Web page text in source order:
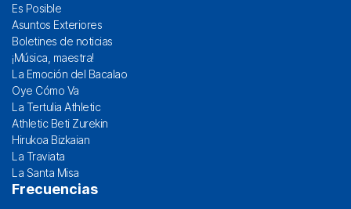
Es Posible
Asuntos Exteriores
Boletines de noticias
¡Música, maestra!
La Emoción del Bacalao
Oye Cómo Va
La Tertulia Athletic
Athletic Beti Zurekin
Hirukoa Bizkaian
La Traviata
La Santa Misa
Frecuencias